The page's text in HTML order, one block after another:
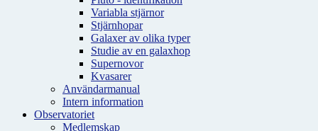
Variabla stjärnor
Stjärnhopar
Galaxer av olika typer
Studie av en galaxhop
Supernovor
Kvasarer
Användarmanual
Intern information
Observatoriet
Medlemskap